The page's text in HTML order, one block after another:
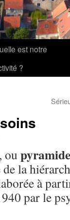
est notre
?
ou
la
à
par le